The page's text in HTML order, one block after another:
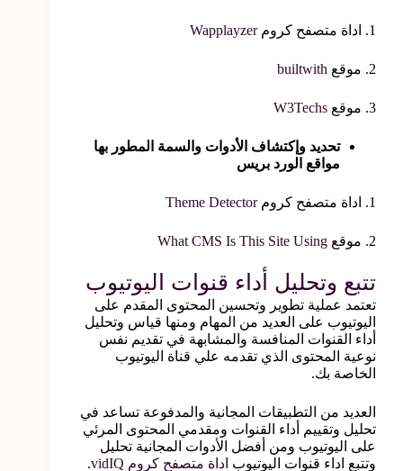
1. اداة متصفح كروم Wapplayzer
2. موقع builtwith
3. موقع
تحديد وإكتشاف الأدوات والسمة المطور بها
مواقع الورد بريس
1. اداة متصفح كروم Theme Detector
2. موقع What CMS Is This Site Using
تتبع وتحليل أداء قنوات اليوتيوب
تعتمد عملية تطوير وتحسين المحتوى المقدم على
اليوتيوب على العديد من المهام ومنها قياس وتحليل
أداء القنوات المنافسة والمشابهة في تقديم نفس
نوعية المحتوى الذي تقدمه علي قناة اليوتيوب
الخاصة بك.
العديد من التطبيقات المجانية والمدفوعة تساعد في
تحليل وتقييم أداء القنوات ومقدمي المحتوى المرئي
على اليوتيوب ومن أفضل الأدوات المجانية تحليل
وتتبع اداء قنوات اليوتيوب اداة متصفح كروم vidIQ .